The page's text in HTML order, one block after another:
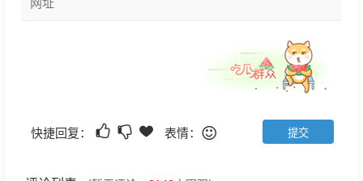
快捷回复： 表情：